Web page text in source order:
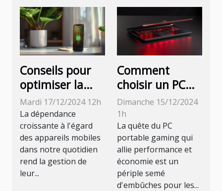
Conseils pour
optimiser la
durée de vie de
la batterie des
appareils
mobiles
Mardi 17/12/2024 12h
La dépendance
croissante à l'égard
des appareils mobiles
dans notre quotidien
rend la gestion de
leur...
Comment
choisir un PC
portable
gaming
économique et
performant
Dimanche 15/12/2024
1h
La quête du PC
portable gaming qui
allie performance et
économie est un
périple semé
d'embûches pour les...